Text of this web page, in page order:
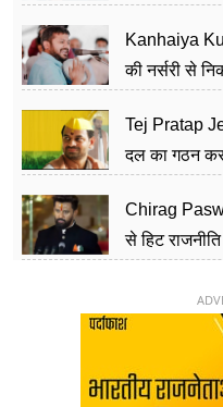
Kanhaiya
की नर्सरी से
Tej Pratap
दल का गठन कर
Chirag
से हिट